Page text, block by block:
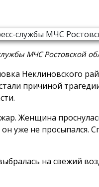
МЧС Ростовской
Неклиновского
причиной
Женщина
уже не просыпался.
на свежий